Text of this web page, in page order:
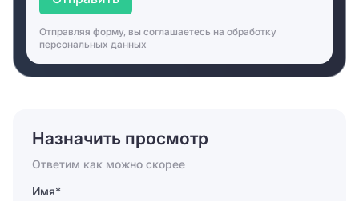
Отправляя форму, вы соглашаетесь на обработку
персональных данных
Назначить просмотр
Ответим как можно скорее
Имя*